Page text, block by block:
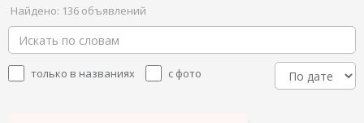
Найдено: 136 объявлений
только в названиях с фото